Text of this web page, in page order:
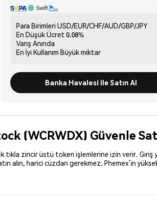
Para Birimleri USD/EUR/CHF/AUD/GBP/JPY
En Düşük Ücret 0.08%
Varış Anında
En İyi Kullanım Büyük miktar
Banka Havalesi ile Satın Al
(WCRWDX) Güvenle
tıkla zincir üstü token işlemlerine izin verir. Giriş
alın, harici cüzdan gerekmez. Phemex’in